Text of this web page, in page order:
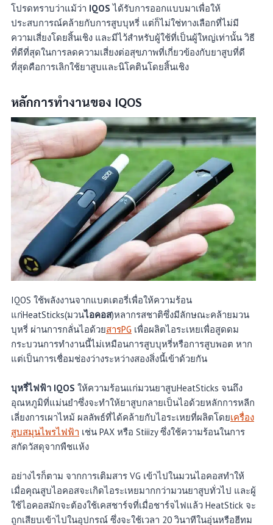
โปรดทราบว่าแม้ว่า IQOS ได้รับการออกแบบมาเพื่อให้
ประสบการณ์คล้ายกับการสูบบุหรี่ แต่ก็ไม่ใช่ทางเลือกที่ไม่มี
ความเสี่ยงโดยสิ้นเชิง และมีไว้สำหรับผู้ใช้ที่เป็นผู้ใหญ่เท่านั้น วิธี
ที่ดีที่สุดในการลดความเสี่ยงต่อสุขภาพที่เกี่ยวข้องกับยาสูบที่ดี
ที่สุดคือการเลิกใช้ยาสูบและนิโคตินโดยสิ้นเชิง
หลักการทำงานของ IQOS
IQOS ใช้พลังงานจากแบตเตอรี่เพื่อให้ความร้อน
แก่HeatSticks(มวนไอคอส)หลากรสชาติซึ่งมีลักษณะคล้ายมวน
บุหรี่ ผ่านการกลั่นไอด้วยสารPG เพื่อผลิตไอระเหยเพื่อสูดดม
กระบวนการทำงานนี้ไม่เหมือนการสูบบุหรี่หรือการสูบพอต หาก
แต่เป็นการเชื่อมช่องว่างระหว่างสองสิ่งนี้เข้าด้วยกัน
บุหรี่ไฟฟ้า IQOS ให้ความร้อนแก่มวนยาสูบHeatSticks จนถึง
อุณหภูมิที่แม่นยำซึ่งจะทำให้ยาสูบกลายเป็นไอด้วยหลักการหลีก
เลี่ยงการเผาไหม้ ผลลัพธ์ที่ได้คล้ายกับไอระเหยที่ผลิตโดยเครื่อง
สูบสมุนไพรไฟฟ้า เช่น PAX หรือ Stiiizy ซึ่งใช้ความร้อนในการ
สกัดวัสดุจากพืชแห้ง
อย่างไรก็ตาม จากการเติมสาร VG เข้าไปในมวนไอคอสทำให้
เมื่อคุณสูบไอคอสจะเกิดไอระเหยมากกว่ามวนยาสูบทั่วไป และผู้
ใช้ไอคอสมักจะต้องใช้เคสชาร์จที่เมื่อชาร์จไฟแล้ว HeatStick จะ
ถูกเสียบเข้าไปในอุปกรณ์ ซึ่งจะใช้เวลา 20 วินาทีในอุ่นหรือฮีทม